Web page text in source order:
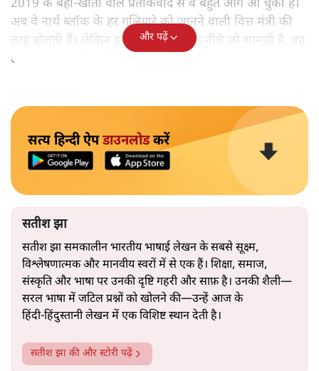
2019 के बही‑खाता वाले प्रतीकवाद से वे बहुत आगे आ चुकी हैं।
अब वे नार्थ ब्लॉक के हर गलियारे को जानने वाली वित्त मंत्री की
तरह बोलती हैं। लेकिन इस आत्मविश्वास के नीचे जो सामग्री है, वह
उतनी ही अनुमानित और दोहराव भरी।
और पढ़ें
सत्य हिन्दी ऐपडाउनलोडकरें
सतीश झा
सतीश झा समकालीन भारतीय भाषाई लेखन के सबसे सूक्ष्म,
विश्लेषणात्मक और मानवीय स्वरों में से एक हैं। शिक्षा, समाज,
संस्कृति और भाषा पर उनकी दृष्टि गहरी और साफ़ है। उनकी शैली—
सरल भाषा में जटिल प्रश्नों को खोलने की—उन्हें आज के
हिंदी‑हिंदुस्तानी लेखन में एक विशिष्ट स्थान देती है।
सतीश झा की और स्टोरी पढ़ें